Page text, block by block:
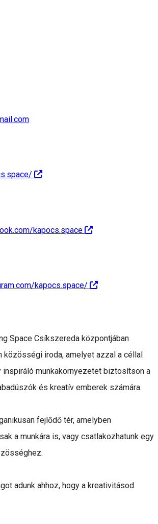
kapocs.space
kapocs.space/
Space Csíkszereda központjában
közösségi iroda, amelyet azzal a céllal
inspiráló munkakörnyezetet biztosítson a
és kreatív emberek számára.
fejlődő tér, amelyben
a munkára is, vagy csatlakozhatunk egy
adunk ahhoz, hogy a kreativitásod